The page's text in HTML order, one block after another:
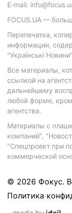
E-mail:
FOCUS.UA —
Перепечатка,
информации,
"Українські
Все материалы,
ссылкой на
дальнейшему
любой форме,
агентства.
Материалы с
компаний",
"Спецпроект при
коммерческой
© 2026 Фокус.
Политика